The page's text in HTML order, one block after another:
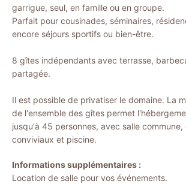
garrigue, seul, en famille ou en groupe.
Parfait pour cousinades, séminaires,
encore séjours sportifs ou bien-être.
8 gîtes indépendants avec terrasse,
partagée.
Il est possible de privatiser le domaine. La
de l'ensemble des gîtes permet
jusqu'à 45 personnes, avec salle commune,
conviviaux et piscine.
Informations supplémentaires :
Location de salle pour vos événements.